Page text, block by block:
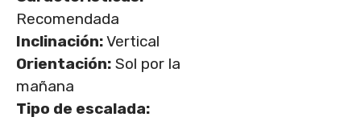
Recomendada
Inclinación:Vertical
Orientación: Sol por la
mañana
Tipo de escalada: